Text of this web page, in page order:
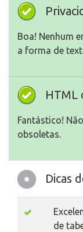
Boa! Nenhum
a forma de
HTML
Fantástico!
obsoletas.
Dicas
de